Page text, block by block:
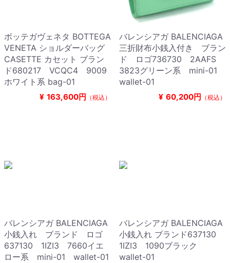
ボッテガヴェネタ BOTTEGA
VENETA ショルダーバッグ
CASETTE カセット ブラン
ド680217 VCQC4 9009
ホワイト系 bag-01
¥ 163,600円 （税込）
バレンシアガ BALENCIAGA
三折財布小銭入付き ブラン
ド ロゴ736730 2AAFS
3823グリーン系 mini-01
wallet-01
¥ 60,200円 （税込）
バレンシアガ BALENCIAGA
小銭入れ ブランド ロゴ
637130 1IZI3 7660イエ
ロー系 mini-01 wallet-01
バレンシアガ BALENCIAGA
小銭入れ ブランド637130
1IZI3 1090ブラック
wallet-01